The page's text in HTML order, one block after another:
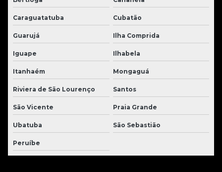
Caraguatatuba Cubatão
Guarujá Ilha Comprida
Iguape Ilhabela
Itanhaém Mongaguá
Riviera de São Lourenço Santos
São Vicente Praia Grande
Ubatuba São Sebastião
Peruíbe